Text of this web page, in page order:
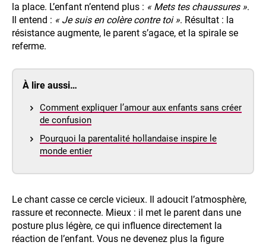
la place. L’enfant n’entend plus : « Mets tes chaussures ».
Il entend : « Je suis en colère contre toi ». Résultat : la
résistance augmente, le parent s’agace, et la spirale se
referme.
À lire aussi…
Comment expliquer l’amour aux enfants sans créer
de confusion
Pourquoi la parentalité hollandaise inspire le
monde entier
Le chant casse ce cercle vicieux. Il adoucit l’atmosphère,
rassure et reconnecte. Mieux : il met le parent dans une
posture plus légère, ce qui influence directement la
réaction de l’enfant. Vous ne devenez plus la figure